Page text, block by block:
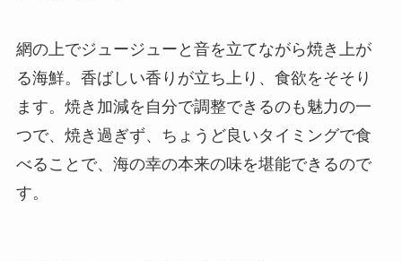
網の上でジュージューと音を立てながら焼き上が
る海鮮。香ばしい香りが立ち上り、食欲をそそり
ます。焼き加減を自分で調整できるのも魅力の一
つで、焼き過ぎず、ちょうど良いタイミングで食
べることで、海の幸の本来の味を堪能できるので
す。